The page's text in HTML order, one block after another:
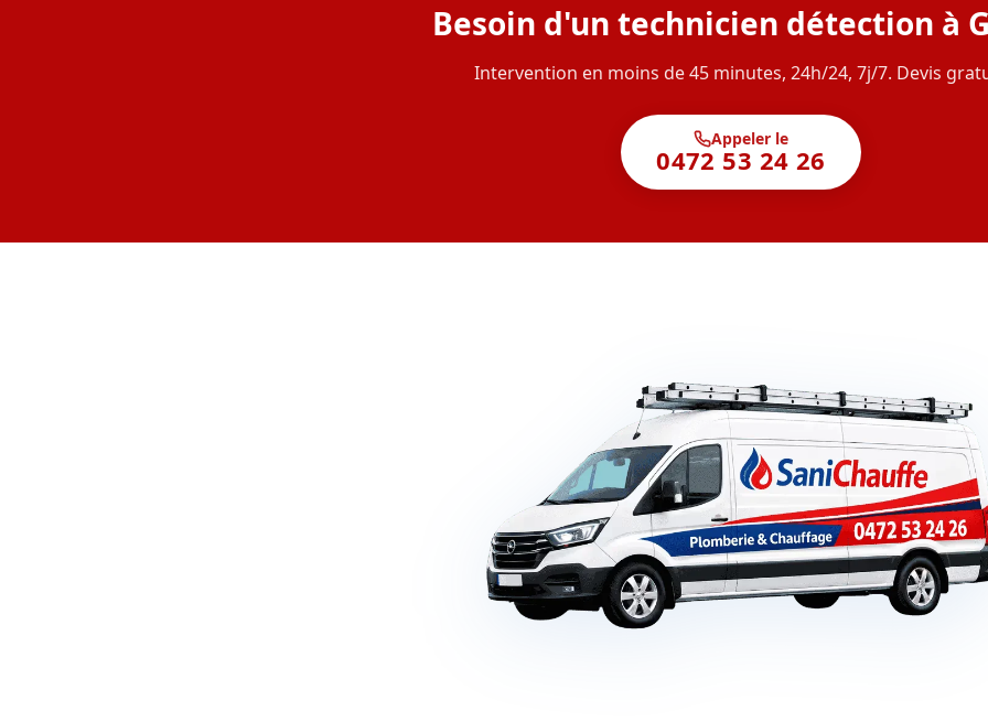
Besoin d'un technicien détection à
Intervention en moins de 45 minutes, 24h/24, 7j/7. Devis
Appeler le
0472 53 24 26